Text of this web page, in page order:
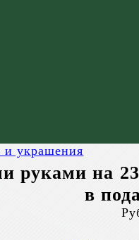
и украшения
руками на
в